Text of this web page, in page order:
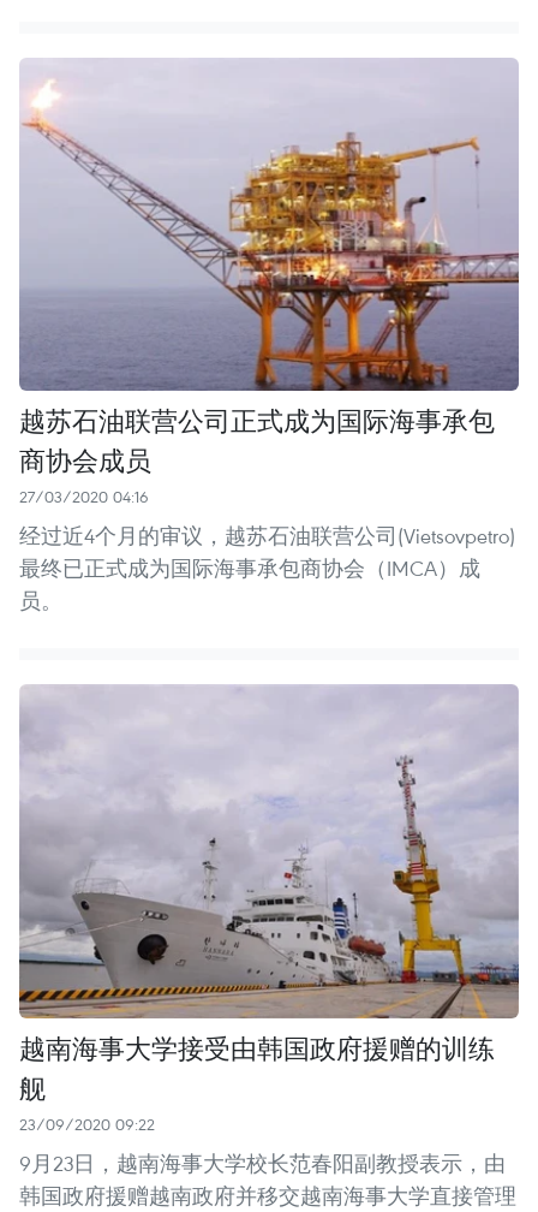
越苏石油联营公司正式成为国际海事承包
商协会成员
27/03/2020 04:16
经过近4个月的审议，越苏石油联营公司(Vietsovpetro)
最终已正式成为国际海事承包商协会（IMCA）成
员。
越南海事大学接受由韩国政府援赠的训练
舰
23/09/2020 09:22
9月23日，越南海事大学校长范春阳副教授表示，由
韩国政府援赠越南政府并移交越南海事大学直接管理